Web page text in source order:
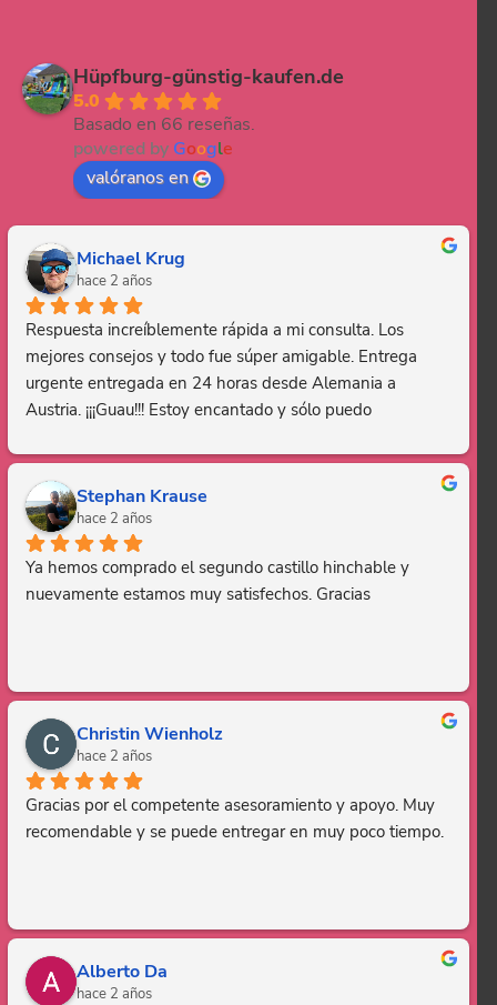
Hüpfburg-günstig-kaufen.de
5.0
Basado en 66 reseñas.
powered by Google
valóranos en
Michael Krug
hace 2 años
Respuesta increíblemente rápida a mi consulta. Los
mejores consejos y todo fue súper amigable. Entrega
urgente entregada en 24 horas desde Alemania a
Austria. ¡¡¡Guau!!! Estoy encantado y sólo puedo
Stephan Krause
hace 2 años
Ya hemos comprado el segundo castillo hinchable y
nuevamente estamos muy satisfechos. Gracias
Christin Wienholz
hace 2 años
Gracias por el competente asesoramiento y apoyo. Muy
recomendable y se puede entregar en muy poco tiempo.
Alberto Da
hace 2 años